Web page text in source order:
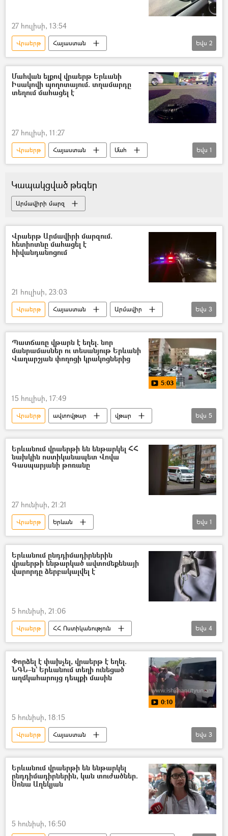
27 հուլիսի, 13:54
Վրաերթ
Հայաստան
«Վեոլիա Ջուր» ընկերություն
Երևան
Եվս 2
Մահվան ելքով վրաերթ Երևանի
Իսակովի պողոտայում. տղամարդը
տեղում մահացել է
27 հուլիսի, 11:27
Վրաերթ Հայաստան
Մահ
Երևան
Եվս 1
Կապակցված թեգեր
Արմավիրի մարզ
Վրաերթ Արմավիրի մարզում.
հետիոտնը մահացել է
հիվանդանոցում
21 հուլիսի, 23:03
Վրաերթ Հայաստան
Արմավիր
վարորդ
հետիոտն Մահ
Եվս 3
Պատճառը վթարն է եղել. նոր
մանրամասներ ու տեսանյութ Երևանի
Վաղարշյան փողոցի կրակոցներից
5:03
15 հուլիսի, 17:49
Վրաերթ ավտովթար
վթար
Վթար, պատահար, սպանություն, գողություն
Ծեծկռտուք
կրակոց
Տեսանյութեր
տեսանյութ
Եվս 5
Երևանում վրաերթի են ենթարկել ՀՀ
նախկին ոստիկանապետ Վովա
Գասպարյանի թոռանը
27 հունիսի, 21:21
Վրաերթ
Երևան
Վլադիմիր Գասպարյան
թոռ
Եվս 1
Երևանում ընդդիմադիրներին
վրաերթի ենթարկած ավտոմեքենայի
վարորդը ձերբակալվել է
5 հունիսի, 21:06
Վրաերթ
ՀՀ Ոստիկանություն
Ներքին գործերի նախարարություն (ՆԳՆ)
վարորդ
ընդդիմություն
քարոզարշավ
Եվս 4
Փորձել է փախչել, վրաերթ է եղել.
ՆԳՆ–ն` Երևանում տեղի ունեցած
աղմկահարույց դեպքի մասին
0:10
5 հունիսի, 18:15
Վրաերթ
Հայաստան
Ներքին գործերի նախարարություն (ՆԳՆ)
ՀՀ Ոստիկանություն
ընդդիմություն
Եվս 3
Երևանում վրաերթի են ենթարկել
ընդդիմադիրներին, կան տուժածներ.
Սոնա Աղեկյան
5 հունիսի, 16:50